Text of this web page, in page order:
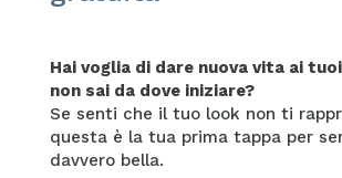
Hai voglia di dare nuova vita ai
non sai da dove iniziare?
Se senti che il tuo look non ti
questa è la tua prima tappa per
davvero bella.